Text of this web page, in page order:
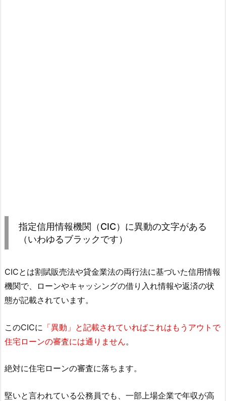
指定信用情報機関（CIC）に異動の文字がある
（いわゆるブラックです）
CICとは割賦販売法や貸金業法の両行法に基づいた信用情報
機関で、ローンやキャッシングの借り入れ情報や返済の状
態が記載されています。
このCICに 「異動」と記載されていればこれはもうアウトで
住宅ローンの審査には通りません。
絶対に住宅ローンの審査に落ちます。
堅いと言われている公務員でも、一部上場企業で年収が高